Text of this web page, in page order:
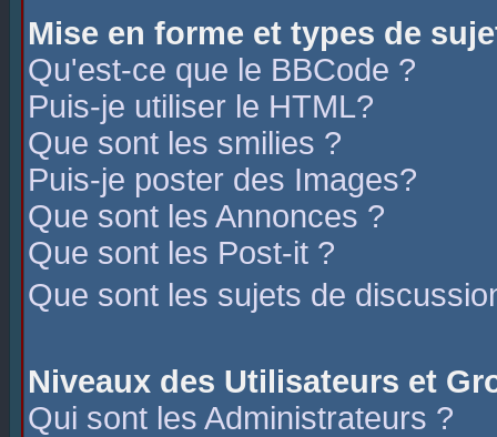
Mise en forme et types de
Qu'est-ce que le BBCode ?
Puis-je utiliser le HTML?
Que sont les smilies ?
Puis-je poster des Images?
Que sont les Annonces ?
Que sont les Post-it ?
Que sont les sujets de
Niveaux des Utilisateurs et
Qui sont les Administrateurs ?